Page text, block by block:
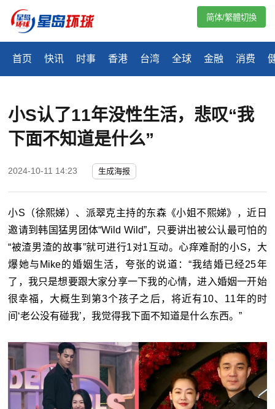
首页 快讯 时事 香港 台湾 全球 金融 消费
简体/繁體切換
小S认了11年没性生活，悲叹“我
下面不知道是什么”
2024-10-11 14:23 生成海报
小S（徐熙娣）、派翠克主持的东森《小姐不熙娣》，近日
邀请到韩国猛男团体“Wild Wild”，只要讲出被公认最可怕的
“被渣男渣的故事”就可进行1对1互动。心痒难耐的小S，大
爆她与Mike的婚姻生活，夸张的说道：“我结婚已经25年
了，我只是想要跟大家分享一下我的心情，进入婚姻一开始
很幸福，大概生到第3个孩子之后，将近有10、11年的时
间‘老公没有碰我’，我觉得我下面不知道是什么东西。”